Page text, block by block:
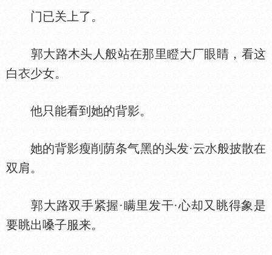
门已关上了。
郭大路木头人般站在那里瞪大厂眼睛，看这
白
少女。
他只能看到她的背影。
她的背影瘦削荫条气黑的头发·云
般披散在
双肩。
郭大路双手紧握·瞒里发干·心却又眺得象是
要眺出嗓子服来。